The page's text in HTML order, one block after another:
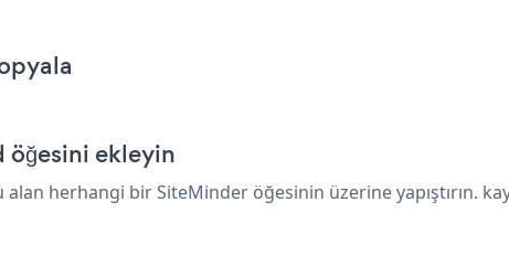
ekleyin
herhangi bir SiteMinder öğesinin üzerine yapıştırın.